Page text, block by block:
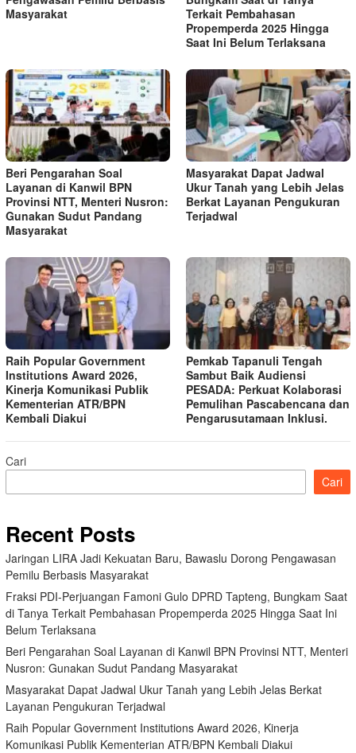
Masyarakat
Terkait Pembahasan
Propemperda 2025 Hingga
Saat Ini Belum Terlaksana
Beri Pengarahan Soal
Layanan di Kanwil BPN
Provinsi NTT, Menteri Nusron:
Gunakan Sudut Pandang
Masyarakat
Masyarakat Dapat Jadwal
Ukur Tanah yang Lebih Jelas
Berkat Layanan Pengukuran
Terjadwal
Raih Popular Government
Institutions Award 2026,
Kinerja Komunikasi Publik
Kementerian ATR/BPN
Kembali Diakui
Pemkab Tapanuli Tengah
Sambut Baik Audiensi
PESADA: Perkuat Kolaborasi
Pemulihan Pascabencana dan
Pengarusutamaan Inklusi.
Cari
Cari
Recent Posts
Jaringan LIRA Jadi Kekuatan Baru, Bawaslu Dorong Pengawasan
Pemilu Berbasis Masyarakat
Fraksi PDI-Perjuangan Famoni Gulo DPRD Tapteng, Bungkam Saat
di Tanya Terkait Pembahasan Propemperda 2025 Hingga Saat Ini
Belum Terlaksana
Beri Pengarahan Soal Layanan di Kanwil BPN Provinsi NTT, Menteri
Nusron: Gunakan Sudut Pandang Masyarakat
Masyarakat Dapat Jadwal Ukur Tanah yang Lebih Jelas Berkat
Layanan Pengukuran Terjadwal
Raih Popular Government Institutions Award 2026, Kinerja
Komunikasi Publik Kementerian ATR/BPN Kembali Diakui